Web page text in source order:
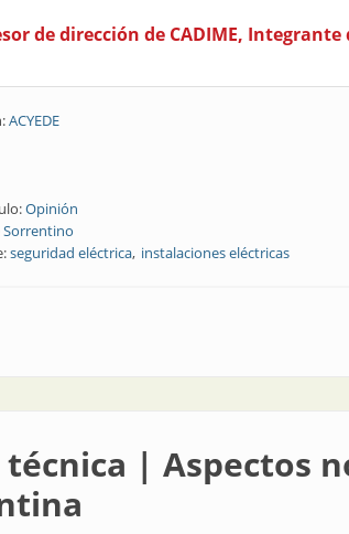
de dirección de CADIME,
ACYEDE
Opinión
Sorrentino
seguridad eléctrica instalaciones eléctricas
Opinión | Los instaladores y su compromiso
| Aspectos